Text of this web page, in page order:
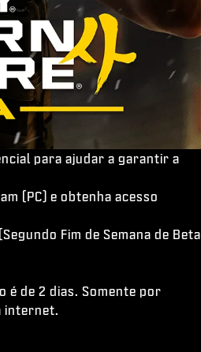
para ajudar a garantir a
(PC) e obtenha acesso
Fim de Semana de Beta
é de 2 dias. Somente por
internet.